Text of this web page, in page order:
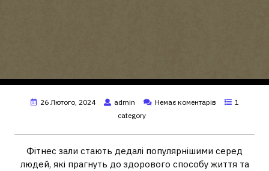
26 Лютого, 2024 admin Немає коментарів
1
category
Фітнес зали стають дедалі популярнішими серед
людей, які прагнуть до здорового способу життя та